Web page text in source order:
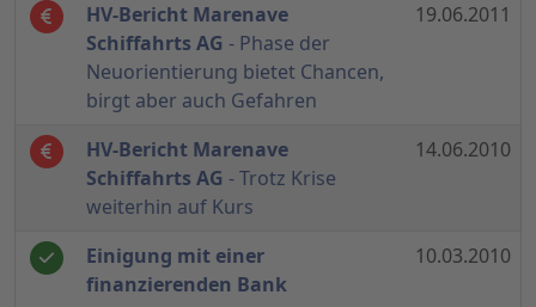
HV-Bericht Marenave
Schiffahrts AG - Phase der
Neuorientierung bietet Chancen,
birgt aber auch Gefahren
19.06.2011
HV-Bericht Marenave
Schiffahrts AG - Trotz Krise
weiterhin auf Kurs
14.06.2010
Einigung mit einer
finanzierenden Bank
10.03.2010